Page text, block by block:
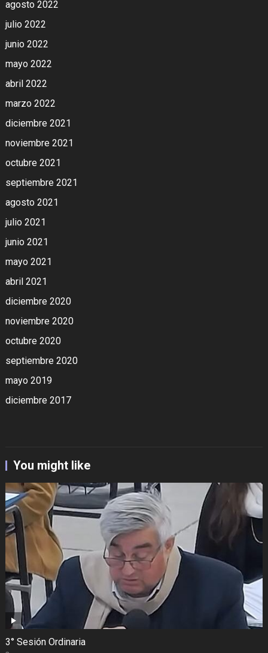
agosto 2022
julio 2022
junio 2022
mayo 2022
abril 2022
marzo 2022
diciembre 2021
noviembre 2021
octubre 2021
septiembre 2021
agosto 2021
julio 2021
junio 2021
mayo 2021
abril 2021
diciembre 2020
noviembre 2020
octubre 2020
septiembre 2020
mayo 2019
diciembre 2017
You might like
3° Sesión Ordinaria